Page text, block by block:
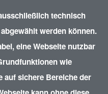
technisch
werden können.
eine Webseite nutzbar
wie
sichere Bereiche der